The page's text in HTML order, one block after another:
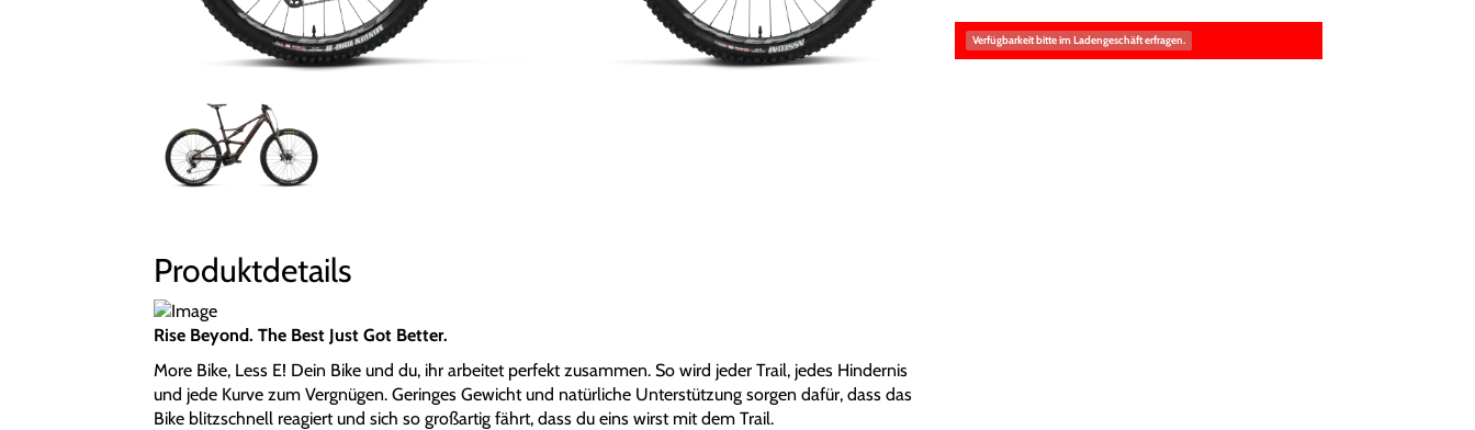
Produktdetails
Rise Beyond. The Best Just Got Better.
More Bike, Less E! Dein Bike und du, ihr arbeitet perfekt zusammen. So wird jeder Trail, jedes Hindernis
und jede Kurve zum Vergnügen. Geringes Gewicht und natürliche Unterstützung sorgen dafür, dass das
Bike blitzschnell reagiert und sich so großartig fährt, dass du eins wirst mit dem Trail.
Verfügbarkeit bitte im Ladengeschäft erfragen.